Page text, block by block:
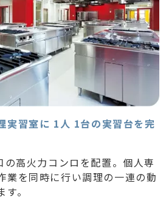
実習室に 1人 1台の実習台を完
高火力コンロを配置。個人専
業を同時に行い調理の一連の動
。